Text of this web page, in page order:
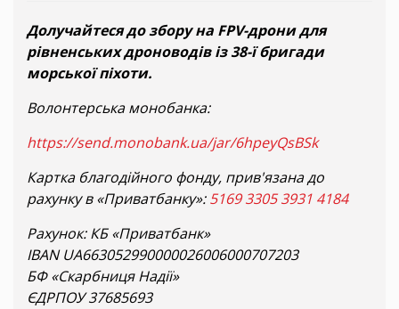
Долучайтеся до збору на FPV-дрони для
рівненських дроноводів із 38-ї бригади
морської піхоти.
Волонтерська монобанка:
https://send.monobank.ua/jar/6hpeyQsBSk
Картка благодійного фонду, прив'язана до
рахунку в «Приватбанку»:5169 3305 3931 4184
Рахунок: КБ «Приватбанк»
IBAN UA663052990000026006000707203
БФ «Скарбниця Надії»
ЄДРПОУ 37685693